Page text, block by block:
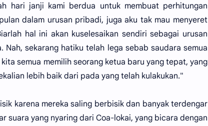
hari janji kami berdua untuk membuat perhitungan
dalam urusan pribadi, juga aku tak mau menyeret
hal ini akan kuselesaikan sendiri sebagai urusan
sekarang hatiku telah lega sebab saudara semua
semua memilih seorang ketua baru yang tepat, yang
lebih baik dari pada yang telah kulakukan."
karena mereka saling berbisik dan banyak terdengar
yang nyaring dari Coa-lokai, yang bicara dengan